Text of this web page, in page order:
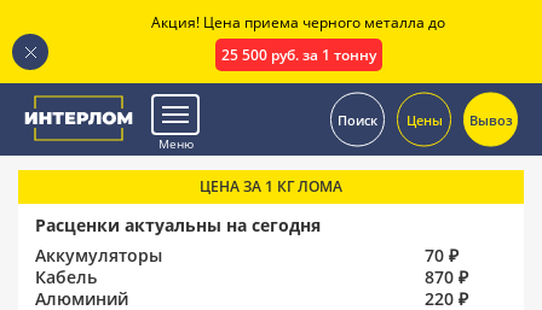
Меню
Поиск Цены Вывоз
ЦЕНА ЗА 1 КГ ЛОМА
Расценки актуальны на сегодня
Аккумуляторы
70 ₽
Кабель
870 ₽
Алюминий
220 ₽
Акция! Цена приема черного металла до
25 500 руб. за 1 тонну
.